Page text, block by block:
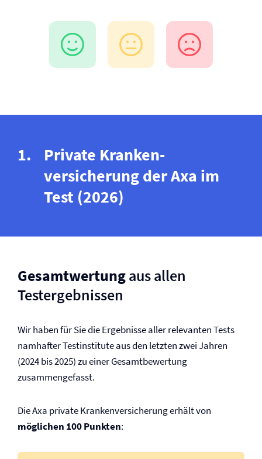
Private Kranken­
versicherung der Axa im
Test (2026)
Gesamtwertungaus allen
Testergebnissen
Wir haben für Sie die Ergebnisse aller relevanten Tests
namhafter Testinstitute aus den letzten zwei Jahren
(2024 bis 2025) zu einer Gesamtbewertung
zusammengefasst.
Die Axa private Kranken­versicherung erhält von
möglichen 100 Punkten: